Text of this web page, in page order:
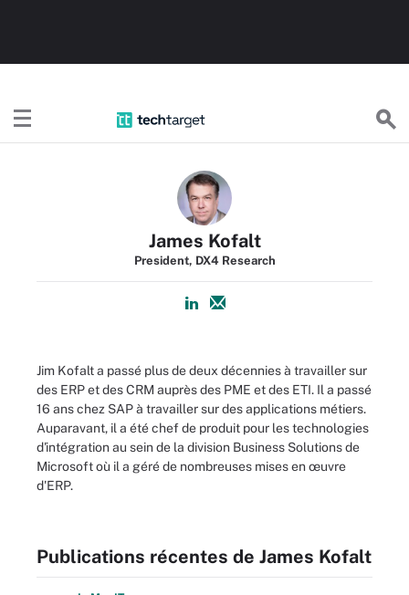
James Kofalt
President, DX4 Research
Jim Kofalt a passé plus de deux décennies à travailler sur
des ERP et des CRM auprès des PME et des ETI. Il a passé
16 ans chez SAP à travailler sur des applications métiers.
Auparavant, il a été chef de produit pour les technologies
d'intégration au sein de la division Business Solutions de
Microsoft où il a géré de nombreuses mises en œuvre
d'ERP.
Publications récentes de James Kofalt